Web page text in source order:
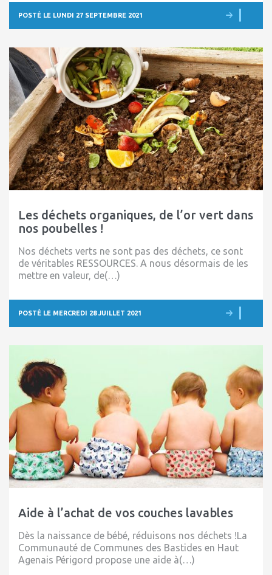
POSTÉ LE LUNDI 27 SEPTEMBRE 2021
Les déchets organiques, de l’or vert dans
nos poubelles !
Nos déchets verts ne sont pas des déchets, ce sont
de véritables RESSOURCES. A nous désormais de les
mettre en valeur, de(…)
POSTÉ LE MERCREDI 28 JUILLET 2021
Aide à l’achat de vos couches lavables
Dès la naissance de bébé, réduisons nos déchets !La
Communauté de Communes des Bastides en Haut
Agenais Périgord propose une aide à(…)